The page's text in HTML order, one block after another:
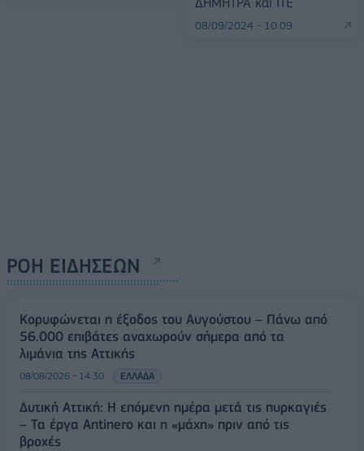
08/09/2024 - 10:09
ΡΟΗ ΕΙΔΗΣΕΩΝ
Κορυφώνεται η έξοδος του Αυγούστου – Πάνω από
56.000 επιβάτες αναχωρούν σήμερα από τα
λιμάνια της Αττικής
08/08/2026 - 14:30 ΕΛΛΑΔΑ
Δυτική Αττική: Η επόμενη ημέρα μετά τις πυρκαγιές
– Τα έργα Antinero και η «μάχη» πριν από τις
βροχές